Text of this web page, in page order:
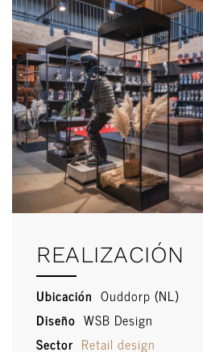
REALIZACIÓN
Ubicación Ouddorp (NL)
Diseño WSB Design
Sector Retail design